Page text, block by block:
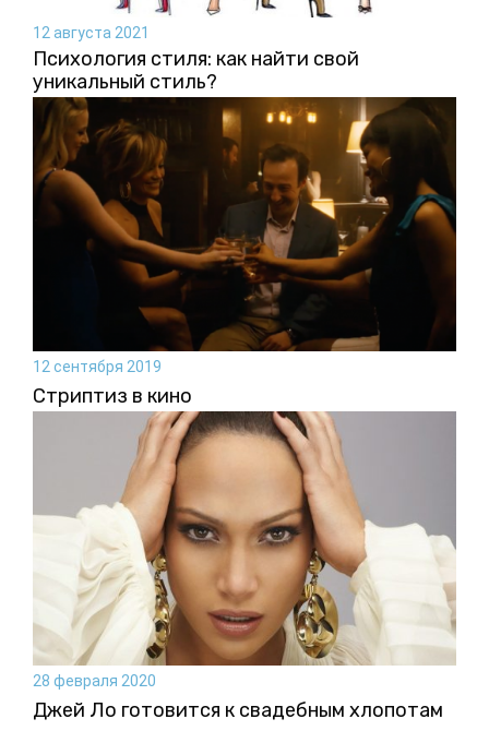
12 августа 2021
Психология стиля: как найти свой
уникальный стиль?
12 сентября 2019
Стриптиз в кино
28 февраля 2020
Джей Ло готовится к свадебным хлопотам